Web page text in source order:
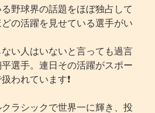
野球界の話題をほぼ独占して
の活躍を見せている選手がい
い人はいないと言っても過言
選手。連日その活躍がスポー
われています❗️
ラシックで世界一に輝き、投